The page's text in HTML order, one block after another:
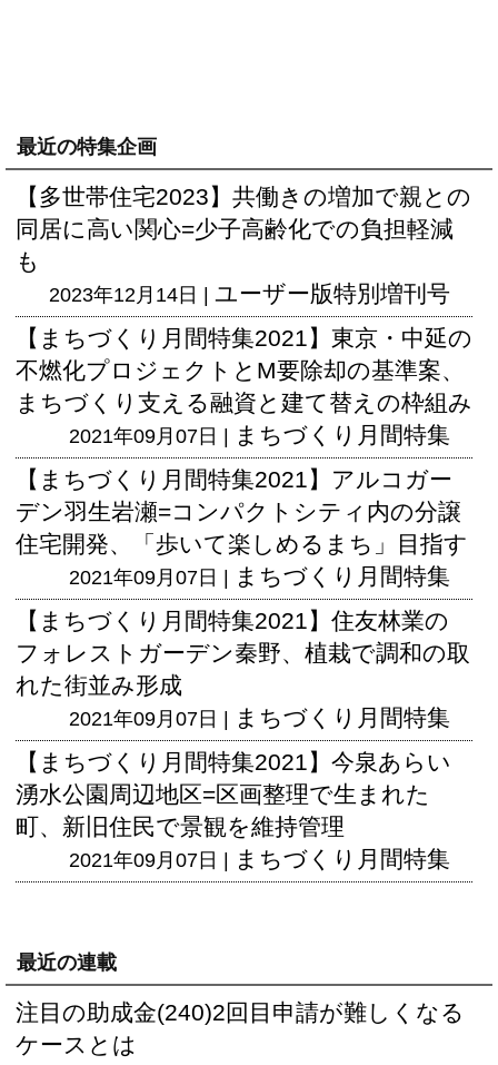
最近の特集企画
【多世帯住宅2023】共働きの増加で親との
同居に高い関心=少子高齢化での負担軽減
も
2023年12月14日 | ユーザー版特別増刊号
【まちづくり月間特集2021】東京・中延の
不燃化プロジェクトとM要除却の基準案、
まちづくり支える融資と建て替えの枠組み
2021年09月07日 |
まちづくり月間特集
【まちづくり月間特集2021】アルコガー
デン羽生岩瀬=コンパクトシティ内の分譲
住宅開発、「歩いて楽しめるまち」目指す
2021年09月07日 |
まちづくり月間特集
【まちづくり月間特集2021】住友林業の
フォレストガーデン秦野、植栽で調和の取
れた街並み形成
2021年09月07日 |
まちづくり月間特集
【まちづくり月間特集2021】今泉あらい
湧水公園周辺地区=区画整理で生まれた
町、新旧住民で景観を維持管理
2021年09月07日 | まちづくり月間特集
最近の連載
注目の助成金(240)2回目申請が難しくなる
ケースとは